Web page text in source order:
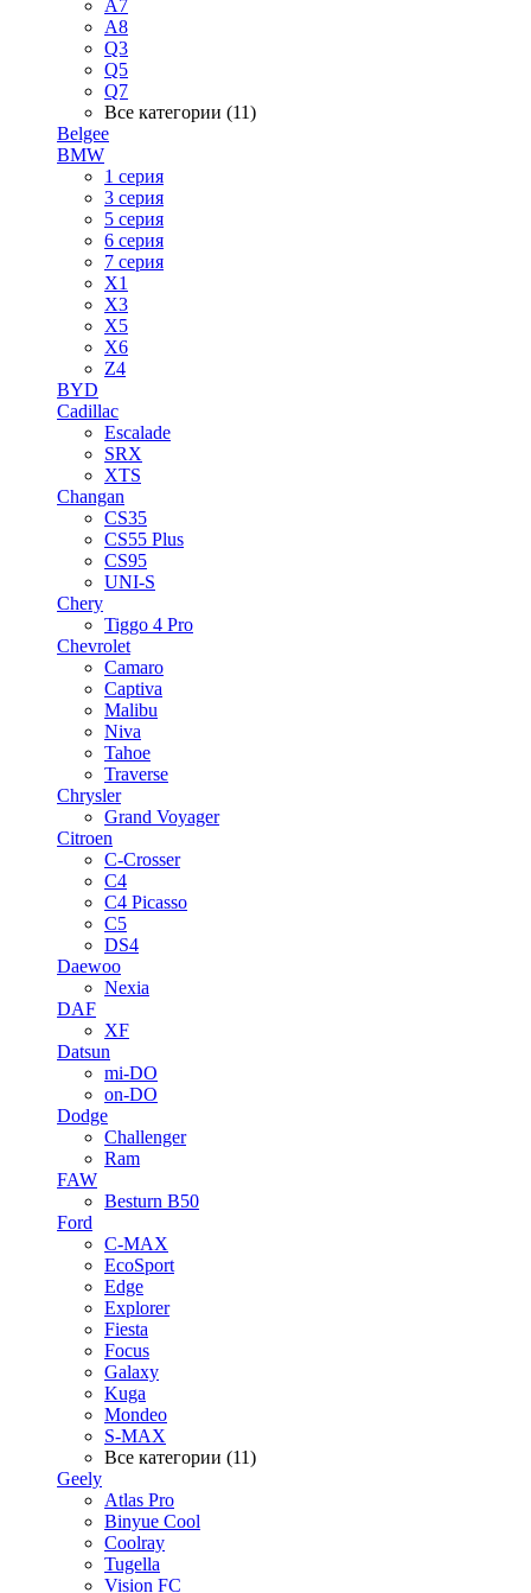
A7
A8
Q3
Q5
Q7
Все категории (11)
Belgee
BMW
1 серия
3 серия
5 серия
6 серия
7 серия
X1
X3
X5
X6
Z4
BYD
Cadillac
Escalade
SRX
XTS
Changan
CS35
CS55 Plus
CS95
UNI-S
Chery
Tiggo 4 Pro
Chevrolet
Camaro
Captiva
Malibu
Niva
Tahoe
Traverse
Chrysler
Grand Voyager
Citroen
C-Crosser
C4
C4 Picasso
C5
DS4
Daewoo
Nexia
DAF
XF
Datsun
mi-DO
on-DO
Dodge
Challenger
Ram
FAW
Besturn B50
Ford
C-MAX
EcoSport
Edge
Explorer
Fiesta
Focus
Galaxy
Kuga
Mondeo
S-MAX
Все категории (11)
Geely
Atlas Pro
Binyue Cool
Coolray
Tugella
Vision FC